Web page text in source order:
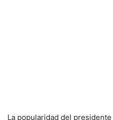
La popularidad del presidente